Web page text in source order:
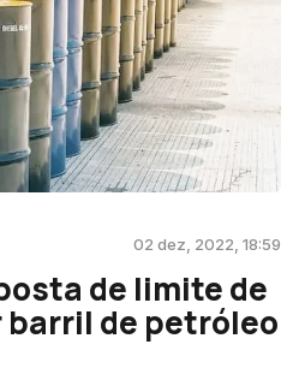
02 dez, 2022, 18:59
de limite de
barril de petróleo